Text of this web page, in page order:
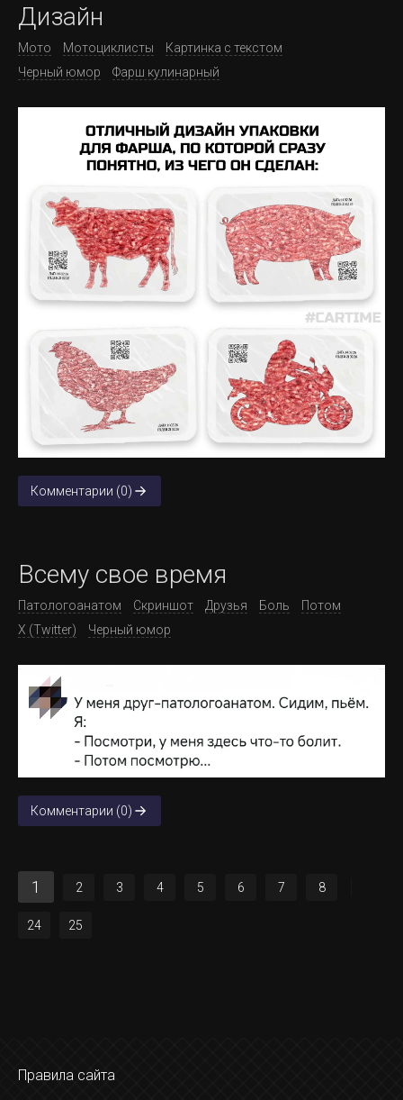
Дизайн
Мото Мотоциклисты
Картинка с текстом
Черный юмор
Фарш кулинарный
Комментарии (0)
Всему свое время
Патологоанатом Скриншот Друзья Боль
Потом
X (Twitter)
Черный юмор
Комментарии (0)
1 2 3 4 5 6 7 8
24 25
Правила сайта